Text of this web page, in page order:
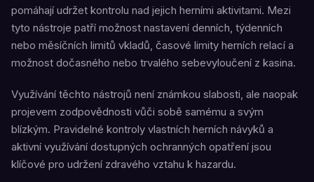
pomáhají udržet kontrolu nad jejich herními aktivitami. Mezi
tyto nástroje patří možnost nastavení denních, týdenních
nebo měsíčních limitů vkladů, časové limity herních relací a
možnost dočasného nebo trvalého sebevyloučení z kasina.
Využívání těchto nástrojů není známkou slabosti, ale naopak
projevem zodpovědnosti vůči sobě samému a svým
blízkým. Pravidelné kontroly vlastních herních návyků a
aktivní využívání dostupných ochranných opatření jsou
klíčové pro udržení zdravého vztahu k hazardu.